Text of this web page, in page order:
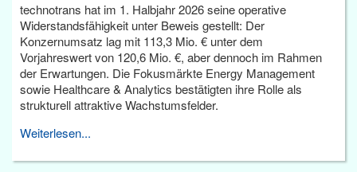
technotrans hat im 1. Halbjahr 2026 seine operative
Widerstandsfähigkeit unter Beweis gestellt: Der
Konzernumsatz lag mit 113,3 Mio. € unter dem
Vorjahreswert von 120,6 Mio. €, aber dennoch im Rahmen
der Erwartungen. Die Fokusmärkte Energy Management
sowie Healthcare & Analytics bestätigten ihre Rolle als
strukturell attraktive Wachstumsfelder.
Weiterlesen...